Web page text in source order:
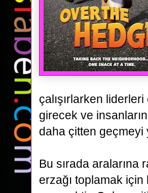
çalışırlarken
girecek ve
daha çitten
Bu sırada aralarına
erzağı toplamak